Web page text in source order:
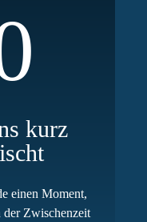
kurz
einen Moment,
der Zwischenzeit